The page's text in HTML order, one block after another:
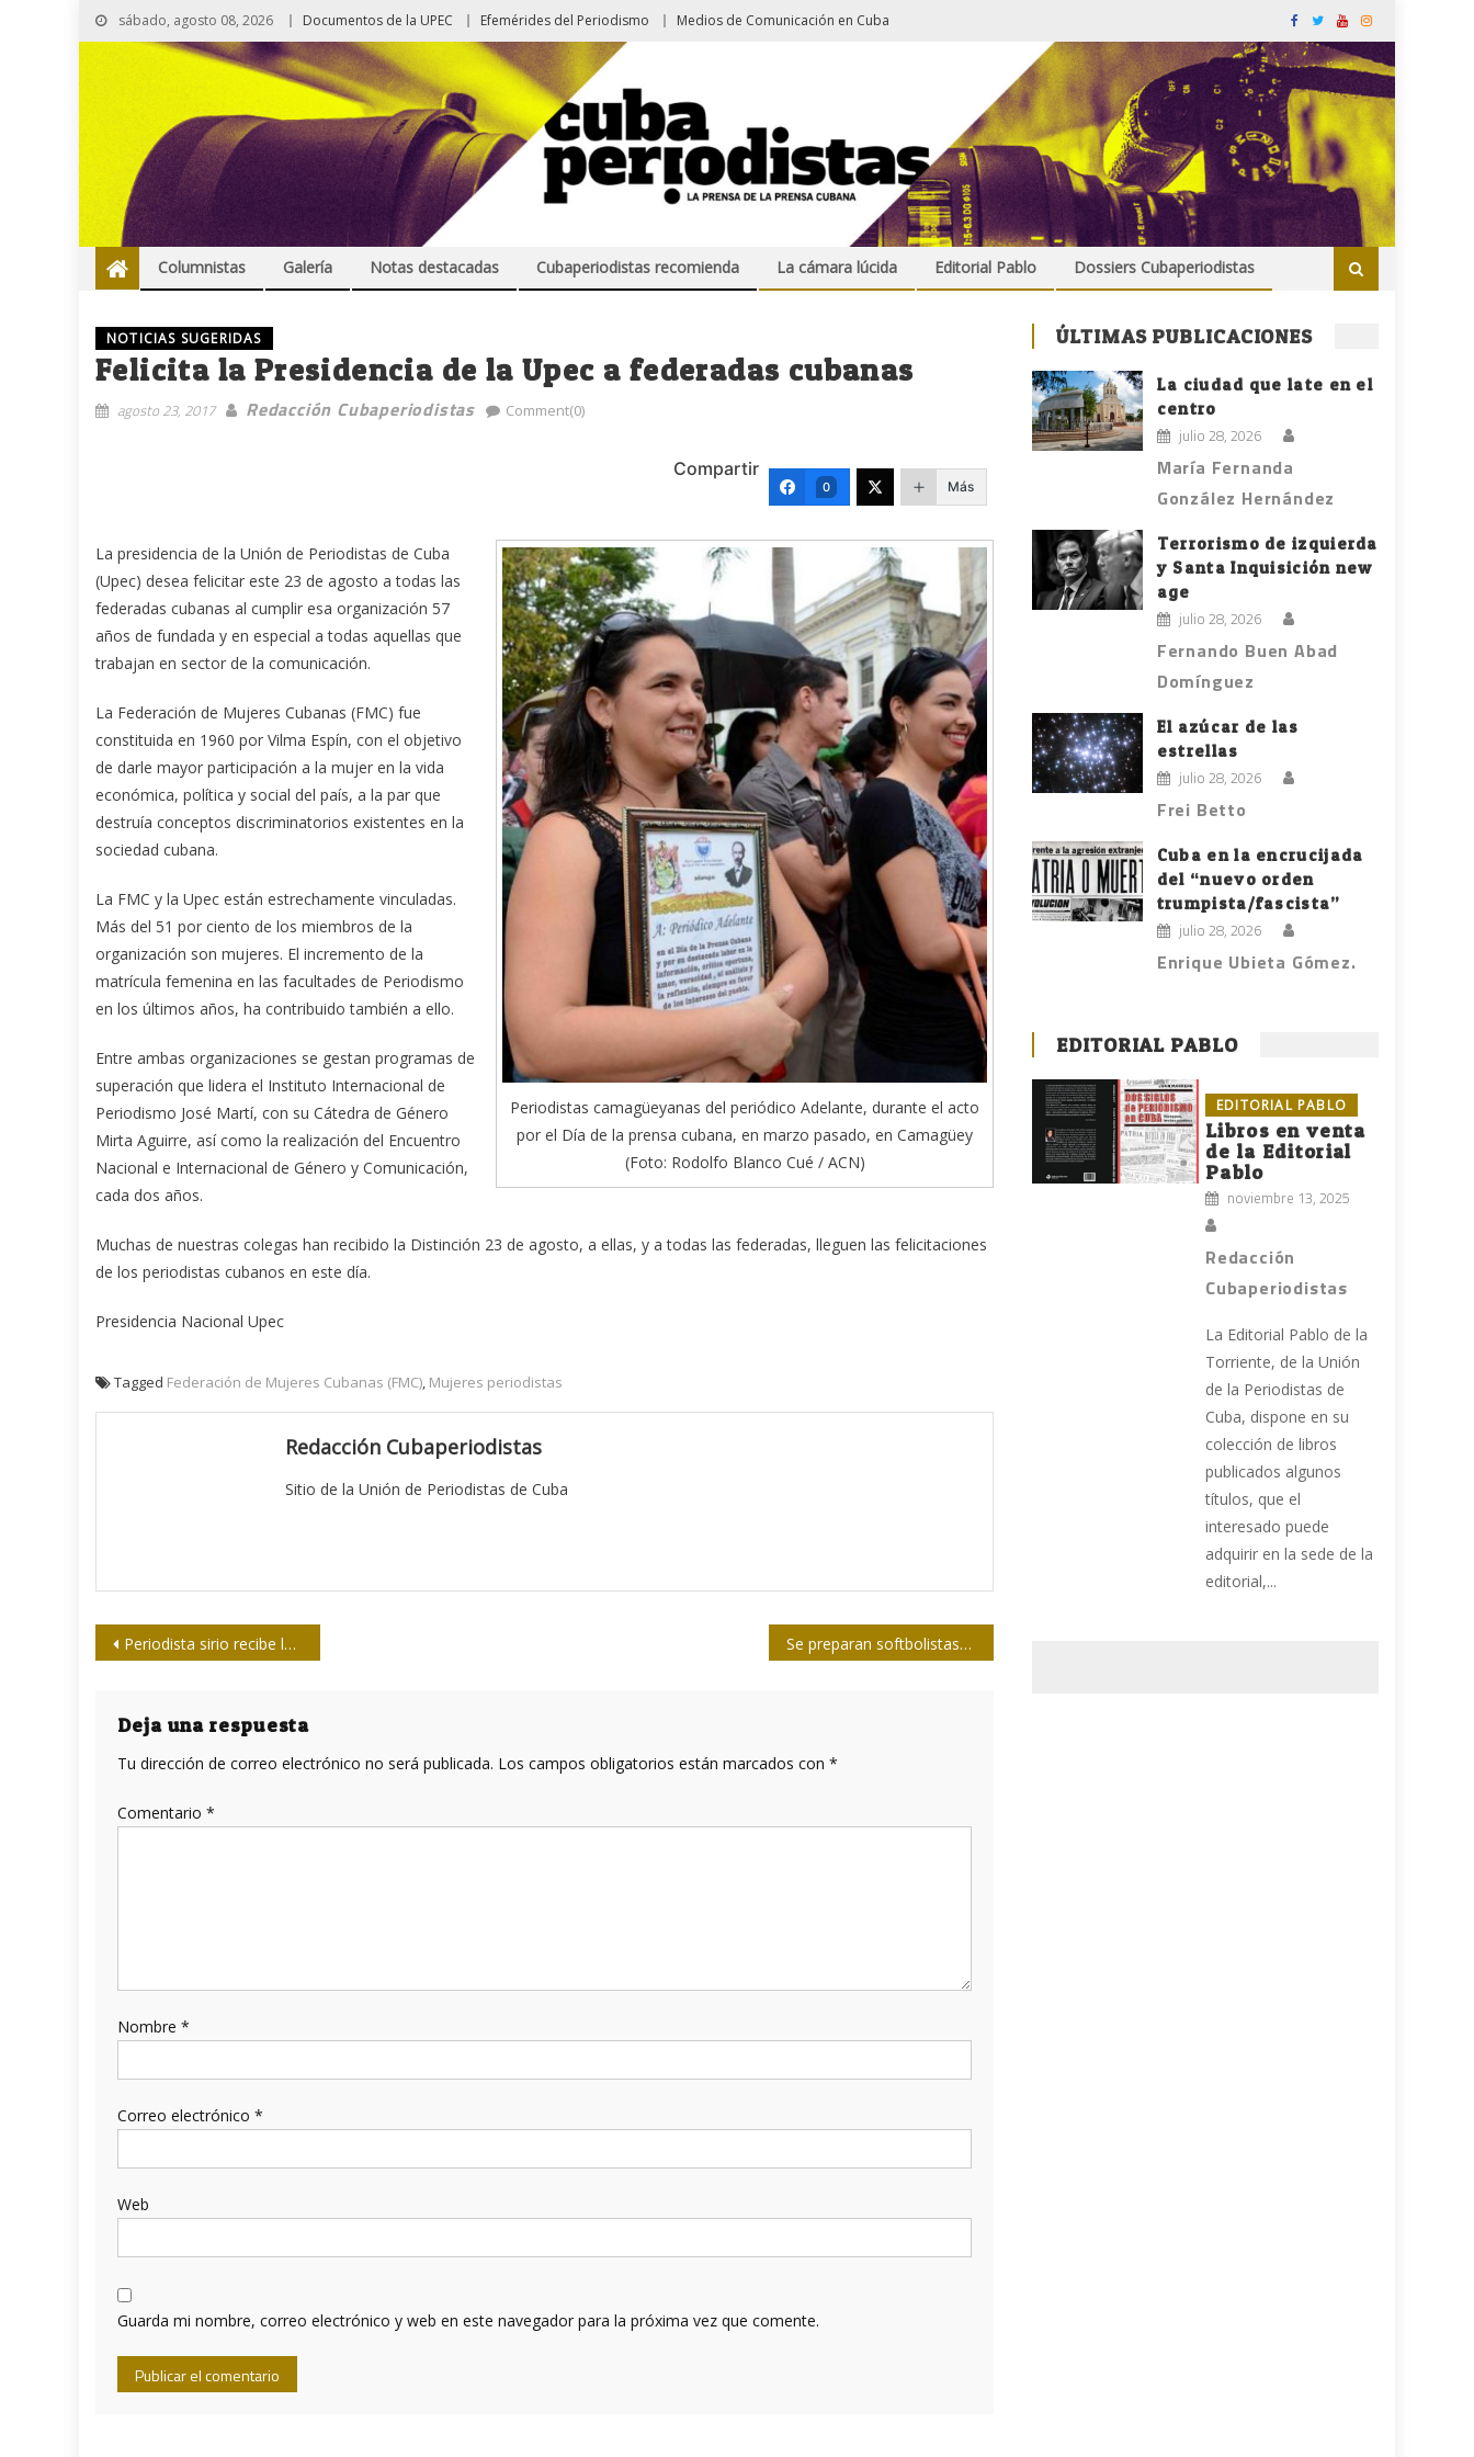
sábado, agosto 08, 2026 Documentos de la UPEC Efemérides del Periodismo Medios de Comunicación en Cuba
Columnistas Galería Notas destacadas Cubaperiodistas recomienda La cámara lúcida Editorial Pablo Dossiers Cubaperiodistas
NOTICIAS SUGERIDAS
Felicita la Presidencia de la Upec a federadas cubanas
agosto 23, 2017 Redacción Cubaperiodistas Comment(0)
Compartir
0 Más
Periodistas camagüeyanas del periódico Adelante, durante el acto
por el Día de la prensa cubana, en marzo pasado, en Camagüey
(Foto: Rodolfo Blanco Cué / ACN)
La presidencia de la Unión de Periodistas de Cuba
(Upec) desea felicitar este 23 de agosto a todas las
federadas cubanas al cumplir esa organización 57
años de fundada y en especial a todas aquellas que
trabajan en sector de la comunicación.
La Federación de Mujeres Cubanas (FMC) fue
constituida en 1960 por Vilma Espín, con el objetivo
de darle mayor participación a la mujer en la vida
económica, política y social del país, a la par que
destruía conceptos discriminatorios existentes en la
sociedad cubana.
La FMC y la Upec están estrechamente vinculadas.
Más del 51 por ciento de los miembros de la
organización son mujeres. El incremento de la
matrícula femenina en las facultades de Periodismo
en los últimos años, ha contribuido también a ello.
Entre ambas organizaciones se gestan programas de
superación que lidera el Instituto Internacional de
Periodismo José Martí, con su Cátedra de Género
Mirta Aguirre, así como la realización del Encuentro
Nacional e Internacional de Género y Comunicación,
cada dos años.
Muchas de nuestras colegas han recibido la Distinción 23 de agosto, a ellas, y a todas las federadas, lleguen las felicitaciones
de los periodistas cubanos en este día.
Presidencia Nacional Upec
Tagged Federación de Mujeres Cubanas (FMC), Mujeres periodistas
Redacción Cubaperiodistas
Sitio de la Unión de Periodistas de Cuba
Navegación
entradas
Periodista sirio recibe la Distinción Félix Elmusa Se preparan softbolistas de la prensa villaclareña rumbo al campeonato nacional
Deja una respuesta
Tu dirección de correo electrónico no será publicada. Los campos obligatorios están marcados con *
Comentario *
Nombre *
Correo electrónico *
Web
Guarda mi nombre, correo electrónico y web en este navegador para la próxima vez que comente.
ÚLTIMAS PUBLICACIONES
La ciudad que late en el
centro
julio 28, 2026
María Fernanda
González Hernández
Terrorismo de izquierda
y Santa Inquisición new
age
julio 28, 2026
Fernando Buen Abad
Domínguez
El azúcar de las
estrellas
julio 28, 2026
Frei Betto
Cuba en la encrucijada
del “nuevo orden
trumpista/fascista”
julio 28, 2026
Enrique Ubieta Gómez.
EDITORIAL PABLO
EDITORIAL PABLO
Libros en venta
de la Editorial
Pablo
noviembre 13, 2025
Redacción
Cubaperiodistas
La Editorial Pablo de la
Torriente, de la Unión
de la Periodistas de
Cuba, dispone en su
colección de libros
publicados algunos
títulos, que el
interesado puede
adquirir en la sede de la
editorial,...